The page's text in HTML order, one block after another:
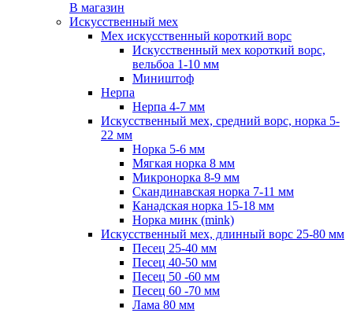
В магазин
Искусственный мех
Мех искусственный короткий ворс
Искусственный мех короткий ворс,
вельбоа 1-10 мм
Миништоф
Нерпа
Нерпа 4-7 мм
Искусственный мех, средний ворс, норка 5-
22 мм
Норка 5-6 мм
Мягкая норка 8 мм
Микронорка 8-9 мм
Скандинавская норка 7-11 мм
Канадская норка 15-18 мм
Норка минк (mink)
Искусственный мех, длинный ворс 25-80 мм
Песец 25-40 мм
Песец 40-50 мм
Песец 50 -60 мм
Песец 60 -70 мм
Лама 80 мм